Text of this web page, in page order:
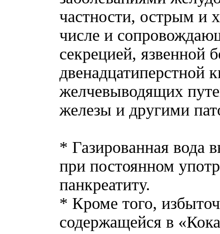
частности, острым и
числе и
секрецией, язвенной
желчевыводящих
железы и другими
* Газированная вода
при постоянном
панкреатиту.
* Кроме того,
содержащейся в